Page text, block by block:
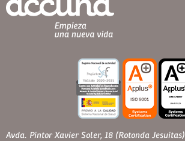
Avda. Pintor Xavier Soler, 18 (Rotonda Jesuitas)